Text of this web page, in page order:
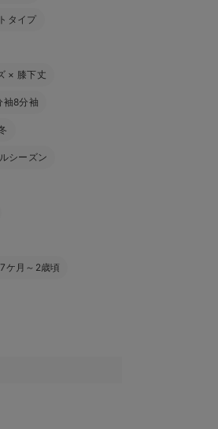
タイプ
× 膝下丈
袖8分袖
シーズン
ケ月～2歳頃